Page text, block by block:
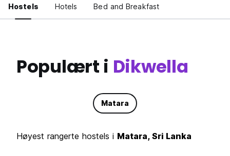
Hostels Hotels Bed and Breakfast
Populært i Dikwella
Matara
Høyest rangerte hostels i Matara, Sri Lanka